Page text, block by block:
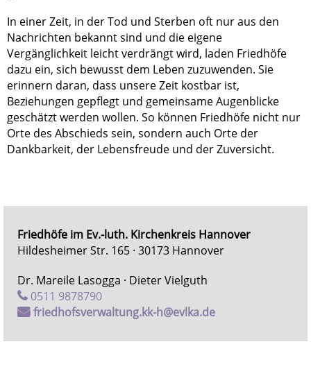
In einer Zeit, in der Tod und Sterben oft nur aus den
Nachrichten bekannt sind und die eigene
Vergänglichkeit leicht verdrängt wird, laden Friedhöfe
dazu ein, sich bewusst dem Leben zuzuwenden. Sie
erinnern daran, dass unsere Zeit kostbar ist,
Beziehungen gepflegt und gemeinsame Augenblicke
geschätzt werden wollen. So können Friedhöfe nicht nur
Orte des Abschieds sein, sondern auch Orte der
Dankbarkeit, der Lebensfreude und der Zuversicht.
Friedhöfe im Ev.-luth. Kirchenkreis Hannover
Hildesheimer Str. 165 · 30173 Hannover
Dr. Mareile Lasogga · Dieter Vielguth
0511 9878790
friedhofsverwaltung.kk-h@evlka.de